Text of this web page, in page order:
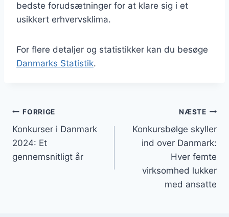
bedste forudsætninger for at klare sig i et
usikkert erhvervsklima.
For flere detaljer og statistikker kan du besøge
Danmarks Statistik.
Indlægsnavigation
FORRIGE
Konkurser i Danmark
2024: Et
gennemsnitligt år
NÆSTE
Konkursbølge skyller
ind over Danmark:
Hver femte
virksomhed lukker
med ansatte